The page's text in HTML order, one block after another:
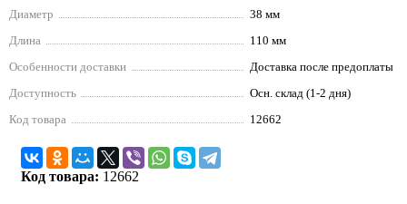
Диаметр
38 мм
Длина
110 мм
Особенности доставки
Доставка после предоплаты
Доступность
Осн. склад (1-2 дня)
Код товара
12662
Код товара: 12662